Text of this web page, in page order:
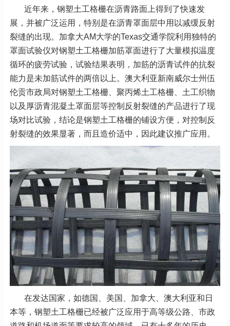
近年来，钢塑土工格栅在沥青路面上得到了快速发
展，并被广泛运用，特别是在沥青罩面层中用以减缓反射
裂缝的出现。加拿大AM大学的Texas交通学院利用独特的
罩面试验仪对钢塑土工格栅加筋罩面进行了大量模拟温度
循环的疲劳试验，试验结果表明，加筋的沥青试件的抗裂
能力是未加筋试件的两倍以上。澳大利亚新南威尔士州伍
伦贡市政局对钢塑土工格栅、聚丙烯土工格栅、土工织物
以及厚沥青混凝土罩面层等控制反射裂缝的产品进行了现
场对比试验，结论是钢塑土工格栅的铺设方便，对控制反
射裂缝的效果显著，而且造价适中，因此建议推广应用。
在发达国家，如德国、美国、加拿大、澳大利亚和日
本等，钢塑土工格栅已经被广泛应用于高等级公路、市政